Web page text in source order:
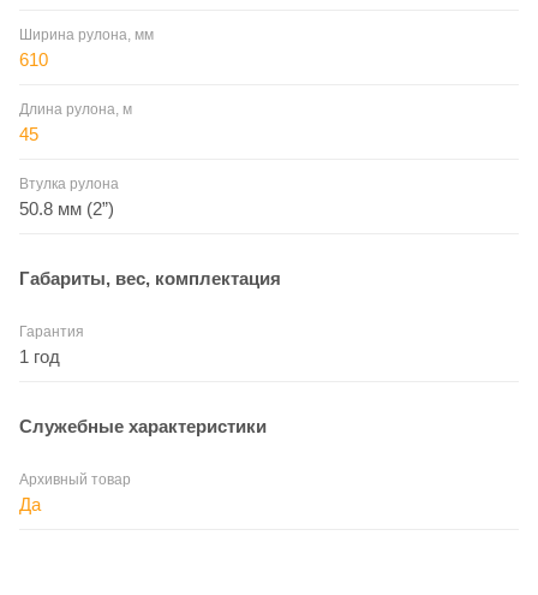
Ширина рулона, мм
610
Длина рулона, м
45
Втулка рулона
50.8 мм (2”)
Габариты, вес, комплектация
Гарантия
1 год
Служебные характеристики
Архивный товар
Да